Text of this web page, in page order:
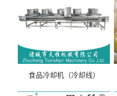
食品冷却机（冷却线）